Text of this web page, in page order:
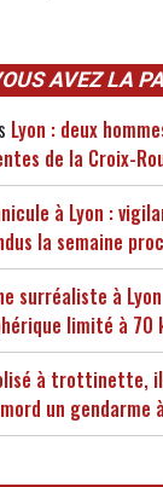
AVEZ LA
Lyon : deux
de la Croix-
à Lyon :
la semaine
surréaliste à
limité à 70
à trottinette,
un gendarme